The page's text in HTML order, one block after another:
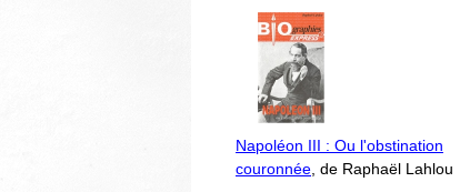
Napoléon III : Ou l'obstination
couronnée, de Raphaël Lahlou